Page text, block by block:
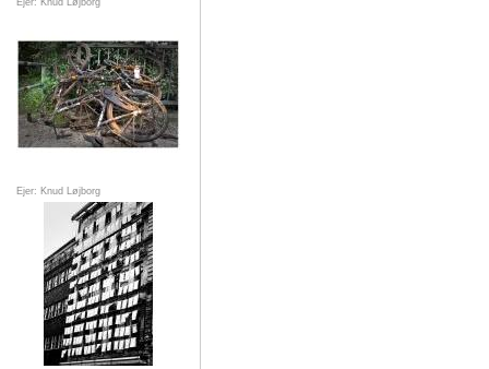
Ejer: Knud Løjborg